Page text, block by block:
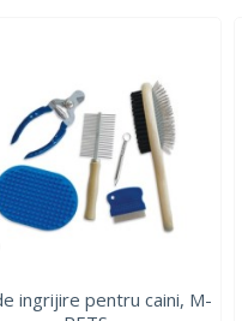
ingrijire pentru caini, M-